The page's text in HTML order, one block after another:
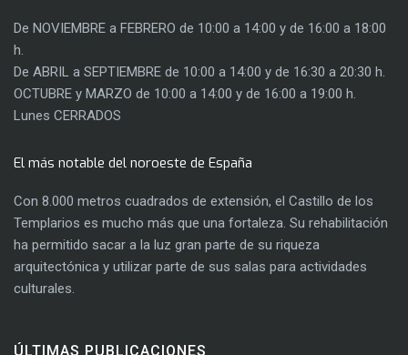
De NOVIEMBRE a FEBRERO de 10:00 a 14:00 y de 16:00 a 18:00
h.
De ABRIL a SEPTIEMBRE de 10:00 a 14:00 y de 16:30 a 20:30 h.
OCTUBRE y MARZO de 10:00 a 14:00 y de 16:00 a 19:00 h.
Lunes CERRADOS
El más notable del noroeste de España
Con 8.000 metros cuadrados de extensión, el Castillo de los
Templarios es mucho más que una fortaleza. Su rehabilitación
ha permitido sacar a la luz gran parte de su riqueza
arquitectónica y utilizar parte de sus salas para actividades
culturales.
ÚLTIMAS PUBLICACIONES